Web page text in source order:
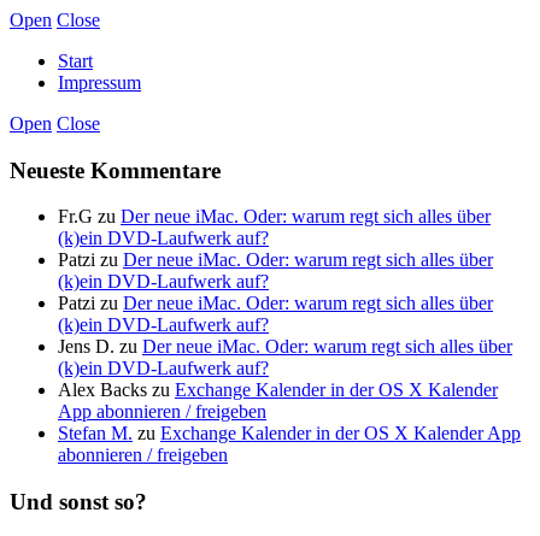
Open Close
Start
Impressum
Open Close
Neueste Kommentare
Fr.G zu Der neue iMac. Oder: warum regt sich alles über
(k)ein DVD-Laufwerk auf?
Patzi zu Der neue iMac. Oder: warum regt sich alles über
(k)ein DVD-Laufwerk auf?
Patzi zu Der neue iMac. Oder: warum regt sich alles über
(k)ein DVD-Laufwerk auf?
Jens D. zu Der neue iMac. Oder: warum regt sich alles über
(k)ein DVD-Laufwerk auf?
Alex Backs zu Exchange Kalender in der OS X Kalender
App abonnieren / freigeben
Stefan M. zu Exchange Kalender in der OS X Kalender App
abonnieren / freigeben
Und sonst so?